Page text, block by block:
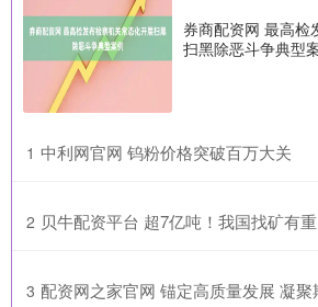
券商配资网 最高检
扫黑除恶斗争典型
1 ​中利网官网 钨粉价格突破百万大关
2 贝牛配资平台 超7亿吨！我国找矿有
3 配资网之家官网 锚定高质量发展 凝